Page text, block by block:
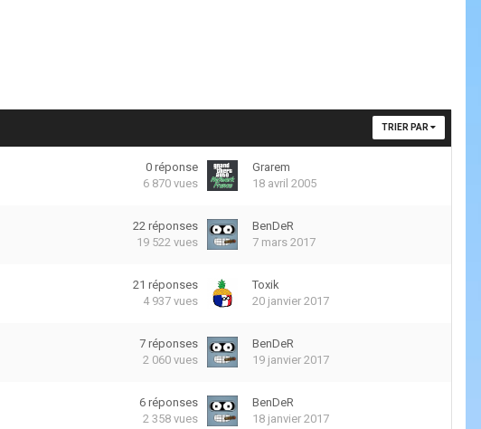
TRIER PAR
0 réponse
6 870 vues
Grarem
18 avril 2005
22 réponses
19 522 vues
BenDeR
7 mars 2017
21 réponses
4 937 vues
Toxik
20 janvier 2017
7 réponses
2 060 vues
BenDeR
19 janvier 2017
6 réponses
2 358 vues
BenDeR
18 janvier 2017